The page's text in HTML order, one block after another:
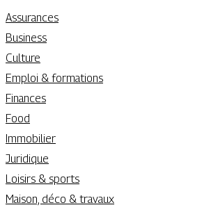
Assurances
Business
Culture
Emploi & formations
Finances
Food
Immobilier
Juridique
Loisirs & sports
Maison, déco & travaux